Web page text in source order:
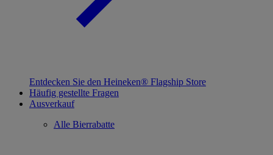
Entdecken Sie den Heineken® Flagship Store
Häufig gestellte Fragen
Ausverkauf
Alle Bierrabatte